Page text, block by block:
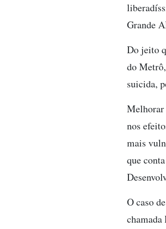
Grande
Do jeito
do
suicida,
Melhorar
nos
mais
que
O caso
chamada